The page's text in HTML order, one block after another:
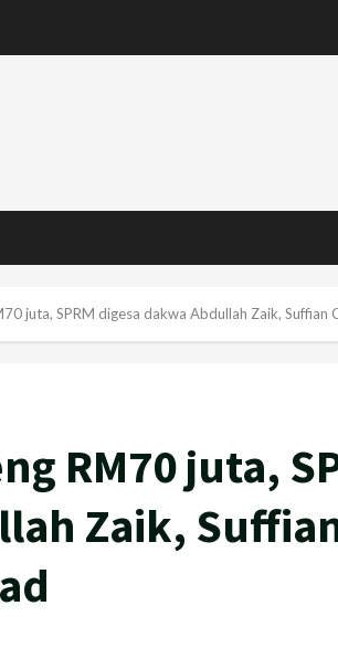
juta, SPRM digesa dakwa Abdullah Zaik, Suffian
RM70 juta,
Zaik,